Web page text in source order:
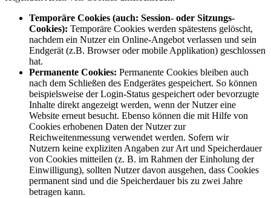
Temporäre Cookies (auch: Session- oder Sitzungs-
Cookies): Temporäre Cookies werden spätestens gelöscht,
nachdem ein Nutzer ein Online-Angebot verlassen und sein
Endgerät (z.B. Browser oder mobile Applikation) geschlossen
hat.
Permanente Cookies: Permanente Cookies bleiben auch
nach dem Schließen des Endgerätes gespeichert. So können
beispielsweise der Login-Status gespeichert oder bevorzugte
Inhalte direkt angezeigt werden, wenn der Nutzer eine
Website erneut besucht. Ebenso können die mit Hilfe von
Cookies erhobenen Daten der Nutzer zur
Reichweitenmessung verwendet werden. Sofern wir
Nutzern keine expliziten Angaben zur Art und Speicherdauer
von Cookies mitteilen (z. B. im Rahmen der Einholung der
Einwilligung), sollten Nutzer davon ausgehen, dass Cookies
permanent sind und die Speicherdauer bis zu zwei Jahre
betragen kann.